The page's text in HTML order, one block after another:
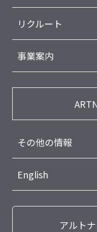
リクルート
事業案内
その他の情報
English
アルト